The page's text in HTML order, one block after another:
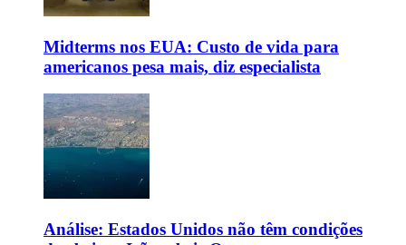
Midterms nos EUA: Custo de vida para
americanos pesa mais, diz especialista
Análise: Estados Unidos não têm condições